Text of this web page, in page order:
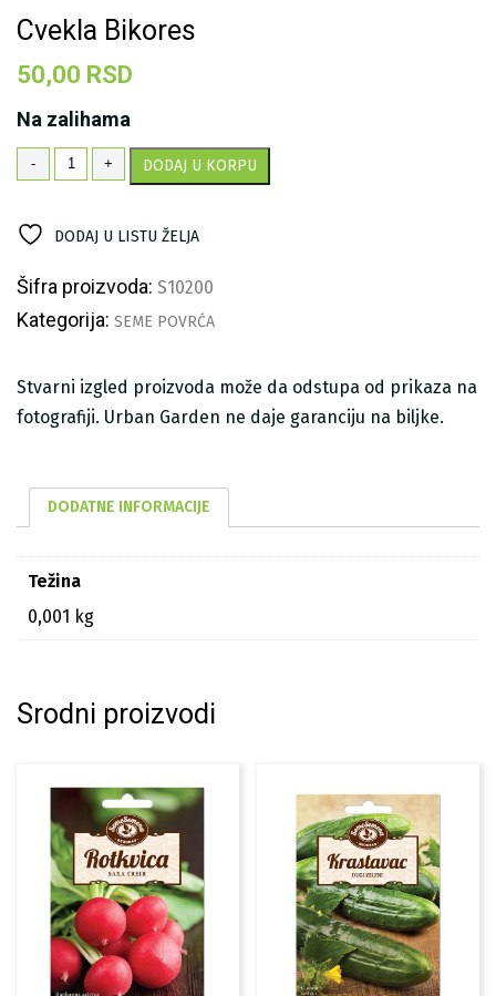
Cvekla Bikores
50,00 RSD
Na zalihama
-
Cvekla
Bikores
+ DODAJ U KORPU
DODAJ U LISTU ŽELJA
Šifra proizvoda: S10200
Kategorija: SEME POVRĆA
Stvarni izgled proizvoda može da odstupa od prikaza na
fotografiji. Urban Garden ne daje garanciju na biljke.
DODATNE INFORMACIJE
Težina
0,001 kg
Srodni proizvodi